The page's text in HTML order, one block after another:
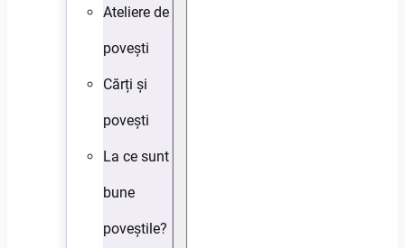
Ateliere de
povești
Cărți și
povești
La ce sunt
bune
poveștile?